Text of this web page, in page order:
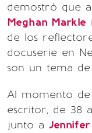
demostró que
Meghan Markle
de los
docuserie en
son un tema de
Al momento
escritor, de 38
junto a